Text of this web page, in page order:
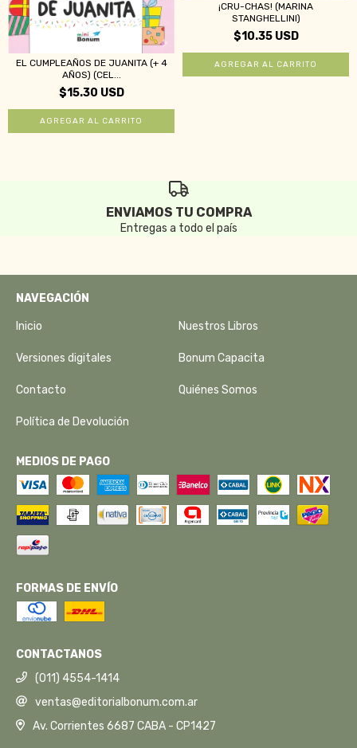
EL CUMPLEAÑOS DE JUANITA (+ 4
AÑOS) (CEL...
$15.30 USD
¡CRU-CHAS! (MARINA
STANGHELLINI)
$10.35 USD
ENVIAMOS TU COMPRA
Entregas a todo el país
NAVEGACIÓN
Inicio Nuestros Libros
Versiones digitales Bonum Capacita
Contacto Quiénes Somos
Política de Devolución
MEDIOS DE PAGO
FORMAS DE ENVÍO
CONTACTANOS
(011) 4554-1414
ventas@editorialbonum.com.ar
Av. Corrientes 6687 CABA - CP1427